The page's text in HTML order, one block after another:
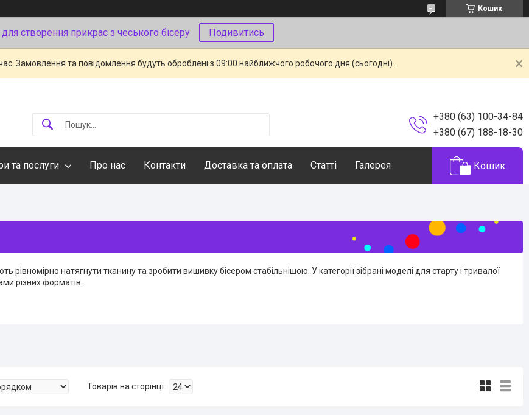
Кошик
створення прикрас з чеського бісеру Подивитись
Замовлення та повідомлення будуть оброблені з 09:00 найближчого робочого дня (сьогодні).
+380 (63) 100-34-84
+380 (67) 188-18-30
та послуги Про нас Контакти Доставка та оплата Статті Галерея Кошик
рівномірно натягнути тканину та зробити вишивку бісером стабільнішою. У категорії зібрані моделі для старту і тривалої
різних форматів.